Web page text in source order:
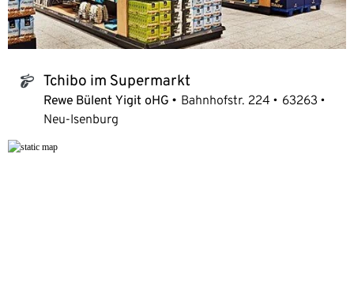
tchibo_logo Tchibo im Supermarkt
Rewe Bülent Yigit oHG Bahnhofstr. 224
63263
Neu-Isenburg